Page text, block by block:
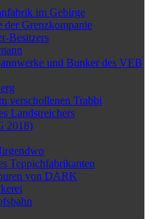
im Gebirge
der Grenzkompanie
Besitzers
und Bunker des VEB
verschollenen Trabbi
Landstreichers
2018)
Teppichfabrikanten
von DARK